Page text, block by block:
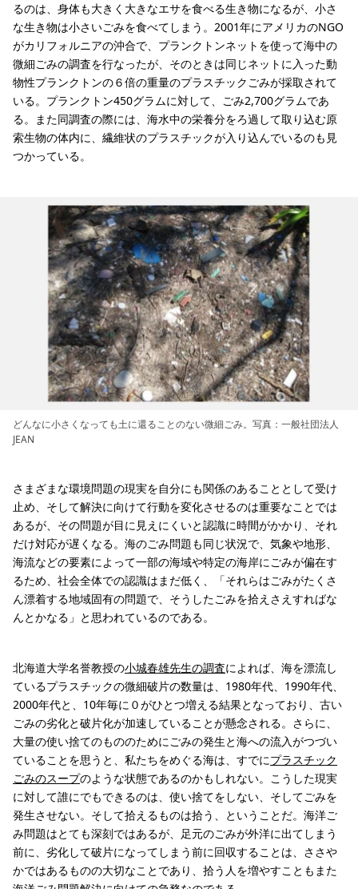
るのは、身体も大きく大きなエサを食べる生き物になるが、小さ
な生き物は小さいごみを食べてしまう。2001年にアメリカのNGO
がカリフォルニアの沖合で、プランクトンネットを使って海中の
微細ごみの調査を行なったが、そのときは同じネットに入った動
物性プランクトンの６倍の重量のプラスチックごみが採取されて
いる。プランクトン450グラムに対して、ごみ2,700グラムであ
る。また同調査の際には、海水中の栄養分をろ過して取り込む原
索生物の体内に、繊維状のプラスチックが入り込んでいるのも見
つかっている。
どんなに小さくなっても土に還ることのない微細ごみ。写真：一般社団法人
JEAN
さまざまな環境問題の現実を自分にも関係のあることとして受け
止め、そして解決に向けて行動を変化させるのは重要なことでは
あるが、その問題が目に見えにくいと認識に時間がかかり、それ
だけ対応が遅くなる。海のごみ問題も同じ状況で、気象や地形、
海流などの要素によって一部の海域や特定の海岸にごみが偏在す
るため、社会全体での認識はまだ低く、「それらはごみがたくさ
ん漂着する地域固有の問題で、そうしたごみを拾えさえすればな
んとかなる」と思われているのである。
北海道大学名誉教授の小城春雄先生の調査によれば、海を漂流し
ているプラスチックの微細破片の数量は、1980年代、1990年代、
2000年代と、10年毎に０がひとつ増える結果となっており、古い
ごみの劣化と破片化が加速していることが懸念される。さらに、
大量の使い捨てのもののためにごみの発生と海への流入がつづい
ていることを思うと、私たちをめぐる海は、すでにプラスチック
ごみのスープのような状態であるのかもしれない。こうした現実
に対して誰にでもできるのは、使い捨てをしない、そしてごみを
発生させない。そして拾えるものは拾う、ということだ。海洋ご
み問題はとても深刻ではあるが、足元のごみが外洋に出てしまう
前に、劣化して破片になってしまう前に回収することは、ささや
かではあるものの大切なことであり、拾う人を増やすこともまた